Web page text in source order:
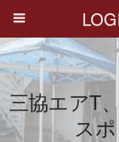
三協エアT
ス